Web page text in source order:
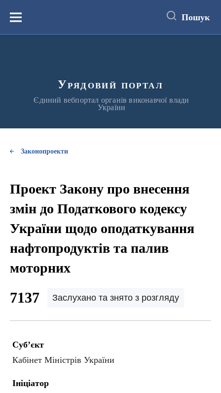
вмістуМеню Пошук
Урядовий портал
Єдиний вебпортал органів виконавчої влади
України
Законопроекти
Проект Закону про внесення
змін до Податкового кодексу
України щодо оподаткування
нафтопродуктів та палив
моторних
7137 Заслухано та знято з розгляду
Суб’єкт
Кабінет Міністрів України
Ініціатор